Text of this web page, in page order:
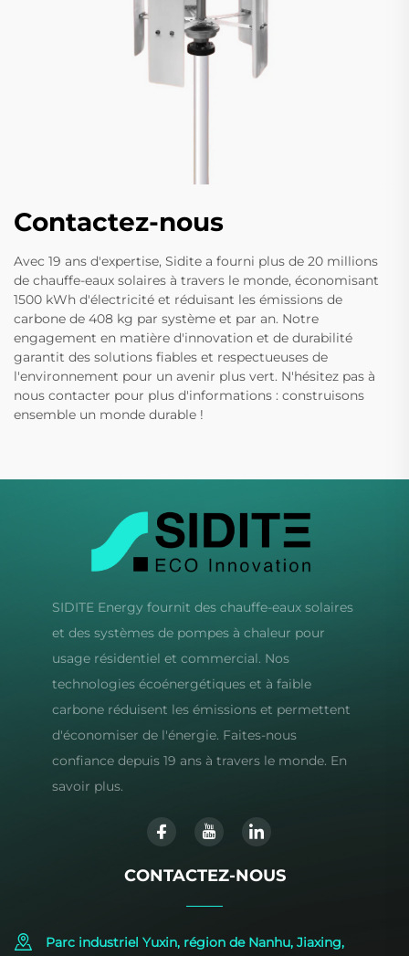
Contactez-nous
Avec 19 ans d'expertise, Sidite a fourni plus de 20 millions
de chauffe-eaux solaires à travers le monde, économisant
1500 kWh d'électricité et réduisant les émissions de
carbone de 408 kg par système et par an. Notre
engagement en matière d'innovation et de durabilité
garantit des solutions fiables et respectueuses de
l'environnement pour un avenir plus vert. N'hésitez pas à
nous contacter pour plus d'informations : construisons
ensemble un monde durable !
SIDITE Energy fournit des chauffe-eaux solaires
et des systèmes de pompes à chaleur pour
usage résidentiel et commercial. Nos
technologies écoénergétiques et à faible
carbone réduisent les émissions et permettent
d'économiser de l'énergie. Faites-nous
confiance depuis 19 ans à travers le monde. En
savoir plus.
CONTACTEZ-NOUS
Parc industriel Yuxin, région de Nanhu, Jiaxing,